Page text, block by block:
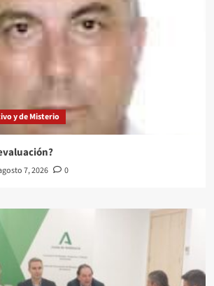
y de Misterio
7, 2026 0